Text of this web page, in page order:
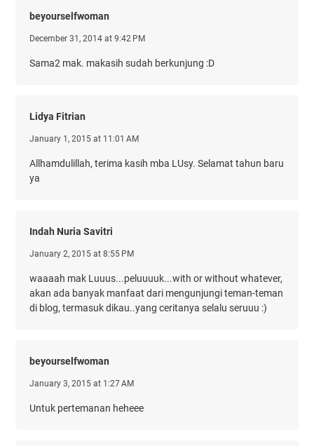
beyourselfwoman
December 31, 2014 at 9:42 PM
Sama2 mak. makasih sudah berkunjung :D
Lidya Fitrian
January 1, 2015 at 11:01 AM
Allhamdulillah, terima kasih mba LUsy. Selamat tahun baru
ya
Indah Nuria Savitri
January 2, 2015 at 8:55 PM
waaaah mak Luuus...peluuuuk...with or without whatever,
akan ada banyak manfaat dari mengunjungi teman-teman
di blog, termasuk dikau..yang ceritanya selalu seruuu :)
beyourselfwoman
January 3, 2015 at 1:27 AM
Untuk pertemanan heheee